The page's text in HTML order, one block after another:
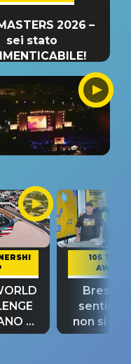
2026 –
sei stato
si
105 TAKE
AWAY
Bresh:
non si
fino alla